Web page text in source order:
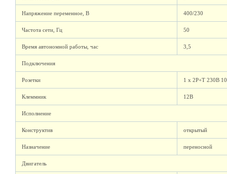
Напряжение переменное, В 400/230
Частота сети, Гц 50
Время автономной работы, час 3,5
Подключения
Розетки 1 x 2P+T 230В
Клеммник 12В
Исполнение
Конструктив открытый
Назначение переносной
Двигатель